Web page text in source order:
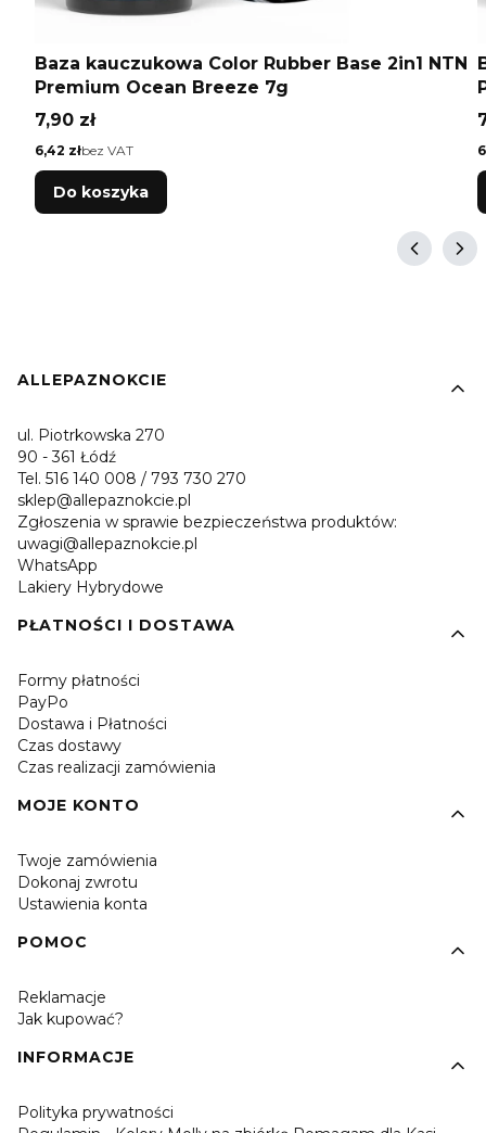
Baza kauczukowa Color Rubber Base 2in1 NTN
Premium Ocean Breeze 7g
Cena
7,90 zł
Cena
6,42 złbez VAT
Do koszyka
Linki w stopce
ALLEPAZNOKCIE
ul. Piotrkowska 270
90 - 361 Łódź
Tel. 516 140 008 / 793 730 270
sklep@allepaznokcie.pl
Zgłoszenia w sprawie bezpieczeństwa produktów:
uwagi@allepaznokcie.pl
WhatsApp
Lakiery Hybrydowe
PŁATNOŚCI I DOSTAWA
Formy płatności
PayPo
Dostawa i Płatności
Czas dostawy
Czas realizacji zamówienia
MOJE KONTO
Twoje zamówienia
Dokonaj zwrotu
Ustawienia konta
POMOC
Reklamacje
Jak kupować?
INFORMACJE
Polityka prywatności